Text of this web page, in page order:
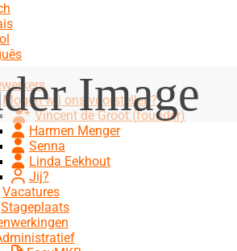
Mogen wij ons voorstellen?
Vincent de Groot (founder)
Harmen Menger
Senna
Linda Eekhout
Jij?
Vacatures
Stageplaats